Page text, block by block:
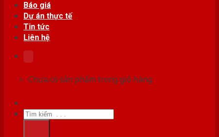
Báo giá
Dự án thực tế
Tin tức
Liên hệ
Chưa có sản phẩm trong giỏ hàng.
Tìm
kiếm: